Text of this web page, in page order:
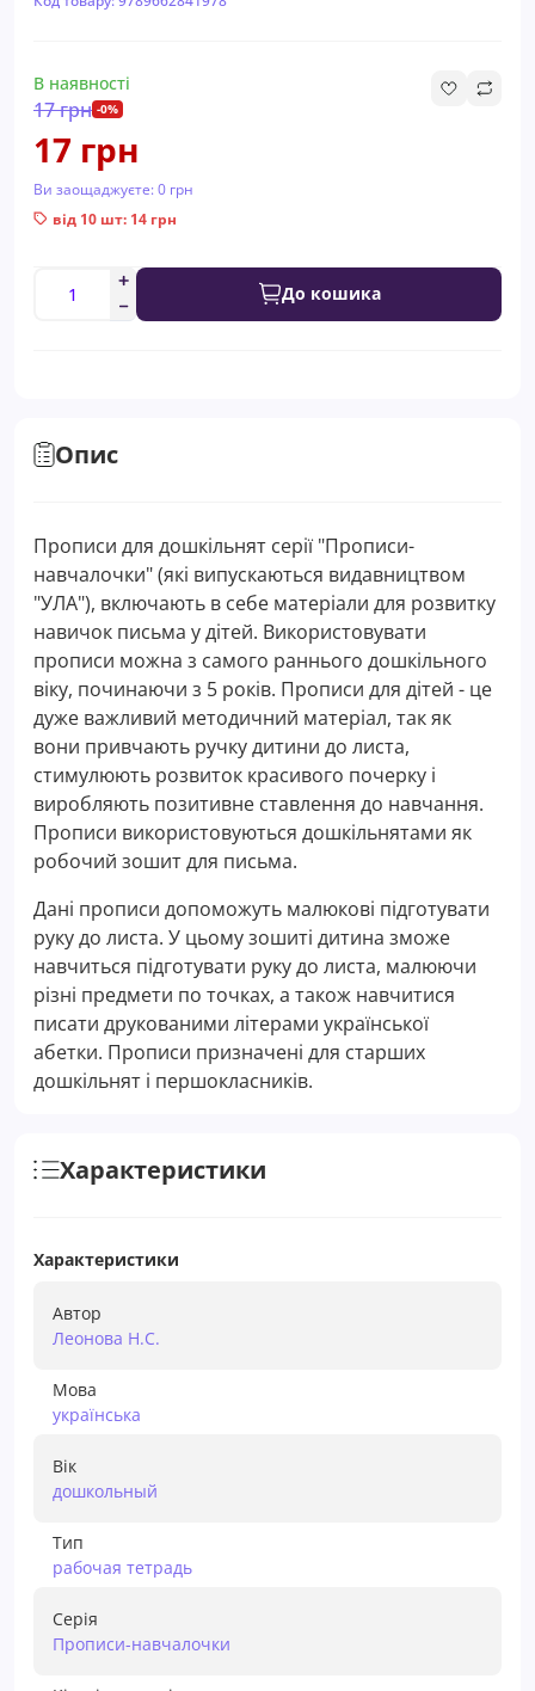
В наявності
17 грн -0%
17 грн
Ви заощаджуєте:0 грн
від 10 шт: 14 грн
До кошика
Опис
Прописи для дошкільнят серії "Прописи-
навчалочки" (які випускаються видавництвом
"УЛА"), включають в себе матеріали для розвитку
навичок письма у дітей. Використовувати
прописи можна з самого раннього дошкільного
віку, починаючи з 5 років. Прописи для дітей - це
дуже важливий методичний матеріал, так як
вони привчають ручку дитини до листа,
стимулюють розвиток красивого почерку і
виробляють позитивне ставлення до навчання.
Прописи використовуються дошкільнятами як
робочий зошит для письма.
Дані прописи допоможуть малюкові підготувати
руку до листа. У цьому зошиті дитина зможе
навчиться підготувати руку до листа, малюючи
різні предмети по точках, а також навчитися
писати друкованими літерами української
абетки. Прописи призначені для старших
дошкільнят і першокласників.
Характеристики
Характеристики
Автор
Леонова Н.С.
Мова
українська
Вік
дошкольный
Тип
рабочая тетрадь
Серія
Прописи-навчалочки